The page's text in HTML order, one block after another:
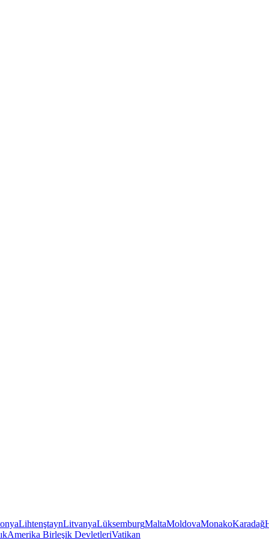
LihtenştaynLitvanyaLüksemburgMaltaMoldovaMonakoKaradağ
Amerika Birleşik DevletleriVatikan